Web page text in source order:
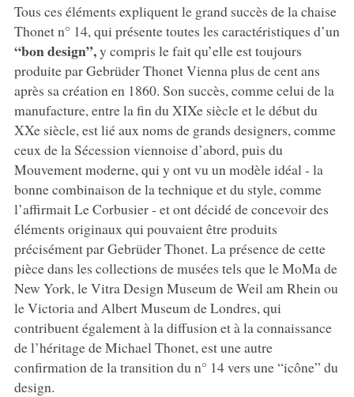
Tous ces éléments expliquent le grand succès de la chaise
Thonet n° 14, qui présente toutes les caractéristiques d’un
“bon design”,y compris le fait qu’elle est toujours
produite par Gebrüder Thonet Vienna plus de cent ans
après sa création en 1860. Son succès, comme celui de la
manufacture, entre la fin du XIXe siècle et le début du
XXe siècle, est lié aux noms de grands designers, comme
ceux de la Sécession viennoise d’abord, puis du
Mouvement moderne, qui y ont vu un modèle idéal - la
bonne combinaison de la technique et du style, comme
l’affirmait Le Corbusier - et ont décidé de concevoir des
éléments originaux qui pouvaient être produits
précisément par Gebrüder Thonet. La présence de cette
pièce dans les collections de musées tels que le MoMa de
New York, le Vitra Design Museum de Weil am Rhein ou
le Victoria and Albert Museum de Londres, qui
contribuent également à la diffusion et à la connaissance
de l’héritage de Michael Thonet, est une autre
confirmation de la transition du n° 14 vers une “icône” du
design.